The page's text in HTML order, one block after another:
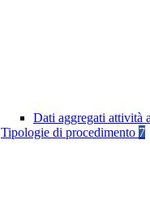
Dati aggregati attività
Tipologie di procedimento 7